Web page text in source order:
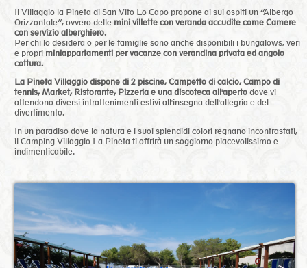
Il Villaggio la Pineta di San Vito Lo Capo propone ai sui ospiti un “Albergo
Orizzontale“, ovvero delle mini villette con veranda accudite come Camere
con servizio alberghiero.
Per chi lo desidera o per le famiglie sono anche disponibili i bungalows, veri
e propri miniappartamenti per vacanze con verandina privata ed angolo
cottura.
La Pineta Villaggio dispone di 2 piscine, Campetto di calcio, Campo di
tennis, Market, Ristorante, Pizzeria e una discoteca all'aperto dove vi
attendono diversi intrattenimenti estivi all'insegna dell'allegria e del
divertimento.
In un paradiso dove la natura e i suoi splendidi colori regnano incontrastati,
il Camping Villaggio La Pineta ti offrirà un soggiorno piacevolissimo e
indimenticabile.